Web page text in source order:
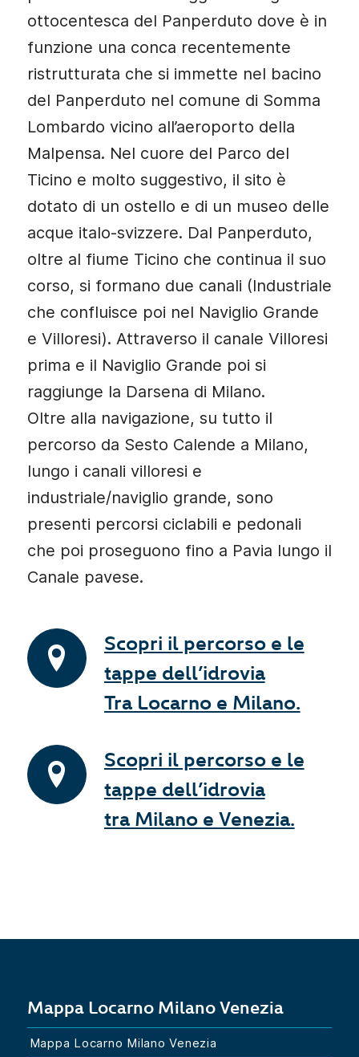
ottocentesca del Panperduto dove è in
funzione una conca recentemente
ristrutturata che si immette nel bacino
del Panperduto nel comune di Somma
Lombardo vicino all’aeroporto della
Malpensa. Nel cuore del Parco del
Ticino e molto suggestivo, il sito è
dotato di un ostello e di un museo delle
acque italo-svizzere. Dal Panperduto,
oltre al fiume Ticino che continua il suo
corso, si formano due canali (Industriale
che confluisce poi nel Naviglio Grande
e Villoresi). Attraverso il canale Villoresi
prima e il Naviglio Grande poi si
raggiunge la Darsena di Milano.
Oltre alla navigazione, su tutto il
percorso da Sesto Calende a Milano,
lungo i canali villoresi e
industriale/naviglio grande, sono
presenti percorsi ciclabili e pedonali
che poi proseguono fino a Pavia lungo il
Canale pavese.
Scopri il percorso e le
tappe dell’idrovia
Tra Locarno e Milano.
Scopri il percorso e le
tappe dell’idrovia
tra Milano e Venezia.
Mappa Locarno Milano Venezia
Mappa Locarno Milano Venezia